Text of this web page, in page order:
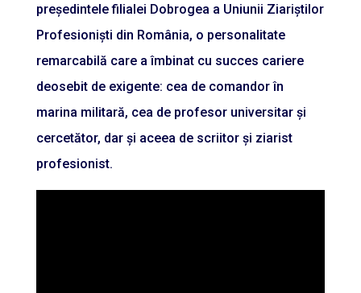
președintele filialei Dobrogea a Uniunii Ziariștilor
Profesioniști din România, o personalitate
remarcabilă care a îmbinat cu succes cariere
deosebit de exigente: cea de comandor în
marina militară, cea de profesor universitar și
cercetător, dar și aceea de scriitor și ziarist
profesionist.